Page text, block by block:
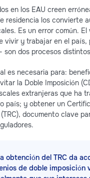
en los EAU creen
residencia los convierte
Es un error común. El
vivir y trabajar en el país,
dos procesos
es necesaria para:
la Doble Imposición
extranjeras que ha
país; y obtener un
documento clave
obtención del TRC da
de doble imposición